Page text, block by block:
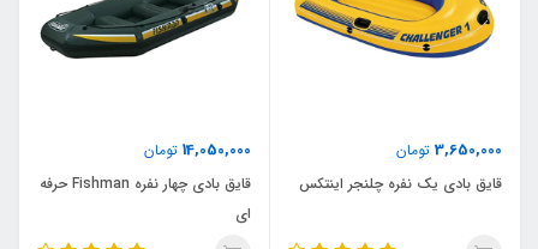
3,650,000 تومان
قایق بادی یک نفره چلنجر اینتکس
14,050,000 تومان
قایق بادی چهار نفره Fishman حرفه
ای